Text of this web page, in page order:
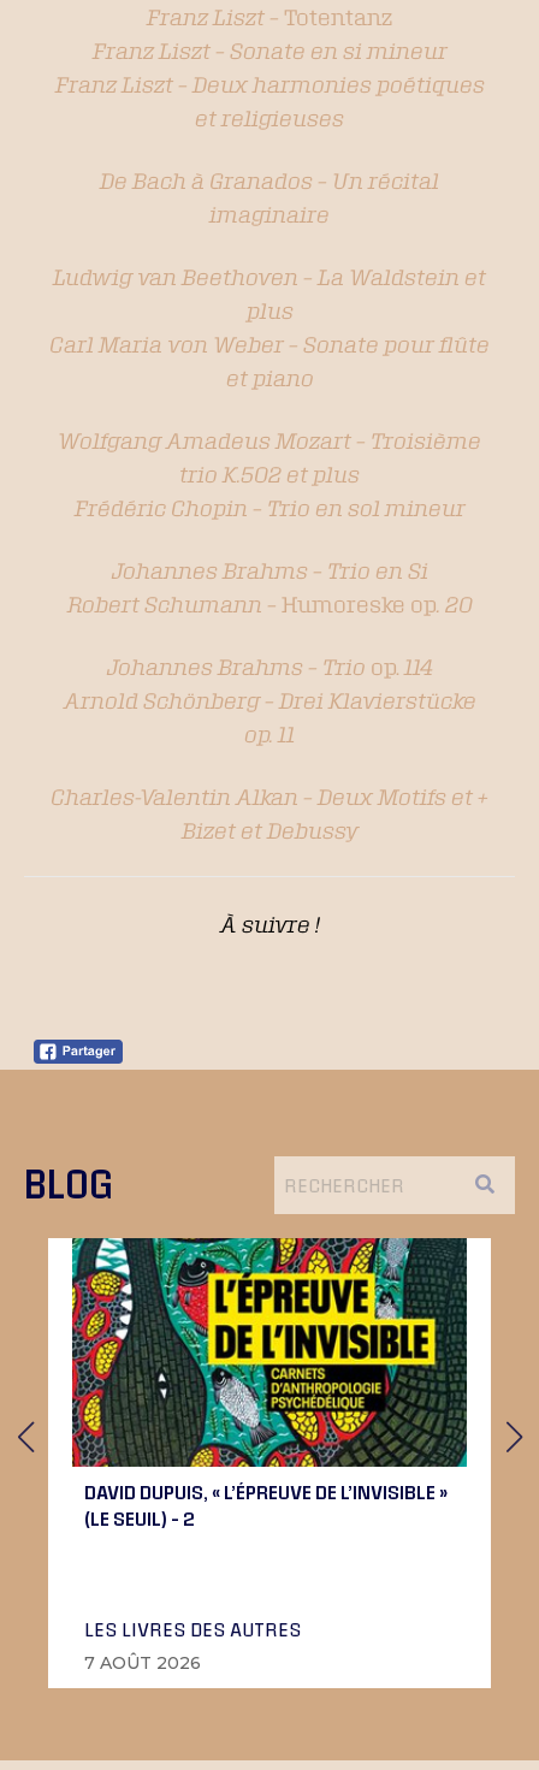
Franz Liszt – Totentanz
Franz Liszt – Sonate en si mineur
Franz Liszt – Deux harmonies poétiques
et religieuses
De Bach à Granados – Un récital
imaginaire
Ludwig van Beethoven – La Waldstein et
plus
Carl Maria von Weber – Sonate pour flûte
et piano
Wolfgang Amadeus Mozart – Troisième
trio K.502 et plus
Frédéric Chopin – Trio en sol mineur
Johannes Brahms – Trio en Si
Robert Schumann – Humoreske op . 20
Johannes Brahms – Trio op. 114
Arnold Schönberg – Drei Klavierstücke
op. 11
Charles-Valentin Alkan – Deux Motifs et +
Bizet et Debussy
À suivre !
BLOG
DAVID DUPUIS, « L’ÉPREUVE DE L’INVISIBLE »
(LE SEUIL) – 2
LES LIVRES DES AUTRES
7 AOÛT 2026